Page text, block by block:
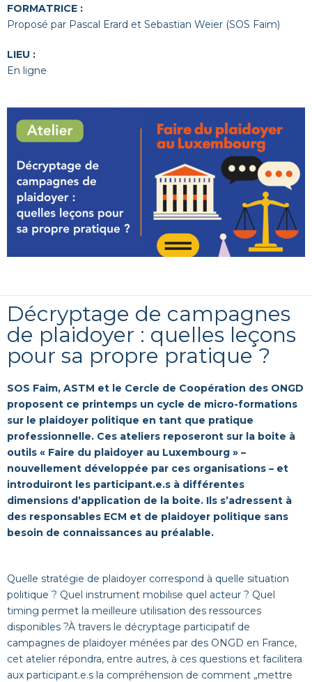
FORMATRICE :
Proposé par Pascal Erard et Sebastian Weier (SOS Faim)
LIEU :
En ligne
Décryptage de campagnes
de plaidoyer : quelles leçons
pour sa propre pratique ?
SOS Faim, ASTM et le Cercle de Coopération des ONGD
proposent ce printemps un cycle de micro-formations
sur le plaidoyer politique en tant que pratique
professionnelle. Ces ateliers reposeront sur la boite à
outils « Faire du plaidoyer au Luxembourg » –
nouvellement développée par ces organisations – et
introduiront les participant.e.s à différentes
dimensions d’application de la boite. Ils s’adressent à
des responsables ECM et de plaidoyer politique sans
besoin de connaissances au préalable.
Quelle stratégie de plaidoyer correspond à quelle situation
politique ? Quel instrument mobilise quel acteur ? Quel
timing permet la meilleure utilisation des ressources
disponibles ?À travers le décryptage participatif de
campagnes de plaidoyer ménées par des ONGD en France,
cet atelier répondra, entre autres, à ces questions et facilitera
aux participant.e.s la compréhension de comment „mettre